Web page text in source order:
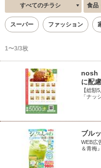
すべてのチラシ 食品・
スーパー ファッション
1〜3/3枚
nosh
に配
【総額
「ナッ
ブル
WEB広
＆青梅』